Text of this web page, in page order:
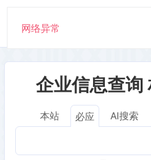
企业信息查询
本站 必应 AI搜索
网络异常